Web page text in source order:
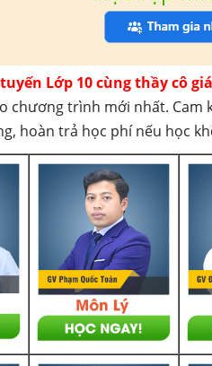
Lớp 10 cùng thầy cô
chương trình mới nhất. Cam
hoàn trả học phí nếu học